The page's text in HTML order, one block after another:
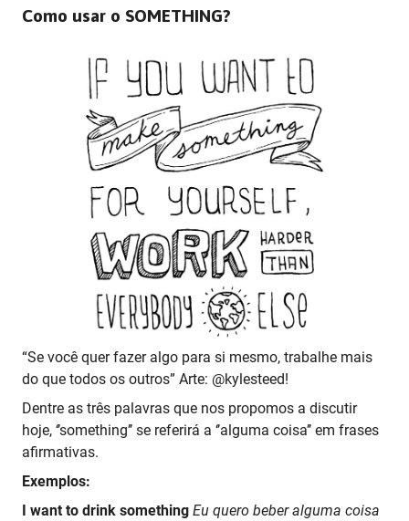
Como usar o SOMETHING?
“Se você quer fazer algo para si mesmo, trabalhe mais
do que todos os outros” Arte: @kylesteed!
Dentre as três palavras que nos propomos a discutir
hoje, ‘’something’’ se referirá a ‘’alguma coisa’’ em frases
afirmativas.
Exemplos:
I want to drink something Eu quero beber alguma coisa